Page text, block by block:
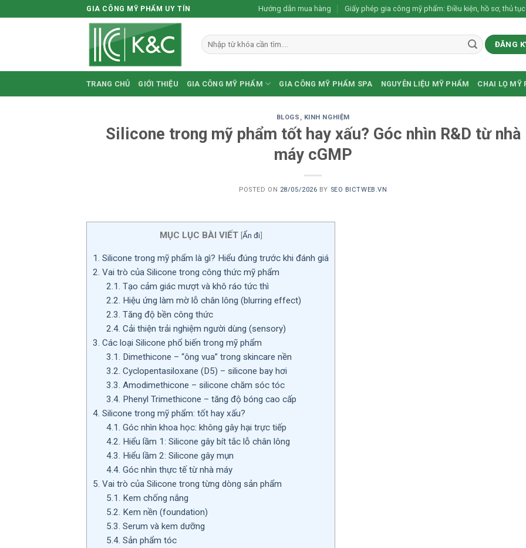
to
GIA CÔNG MỸ PHẨM UY TÍN Hướng dẫn mua hàng Giấy phép gia công mỹ phẩm: Điều kiện, hồ sơ, thủ
ĐĂNG
TRANG CHỦ GIỚI THIỆU GIA CÔNG MỸ PHẨM GIA CÔNG MỸ PHẨM SPA NGUYÊN LIỆU MỸ PHẨM CHAI LỌ MỸ
BLOGS , KINH NGHIỆM
Silicone trong mỹ phẩm tốt hay xấu? Góc nhìn R&D từ nhà
máy cGMP
POSTED ON 28/05/2026 BY SEO BICTWEB.VN
MỤC LỤC BÀI VIẾT [Ẩn đi]
1. Silicone trong mỹ phẩm là gì? Hiểu đúng trước khi đánh giá
2. Vai trò của Silicone trong công thức mỹ phẩm
2.1. Tạo cảm giác mượt và khô ráo tức thì
2.2. Hiệu ứng làm mờ lỗ chân lông (blurring effect)
2.3. Tăng độ bền công thức
2.4. Cải thiện trải nghiệm người dùng (sensory)
3. Các loại Silicone phổ biến trong mỹ phẩm
3.1. Dimethicone – “ông vua” trong skincare nền
3.2. Cyclopentasiloxane (D5) – silicone bay hơi
3.3. Amodimethicone – silicone chăm sóc tóc
3.4. Phenyl Trimethicone – tăng độ bóng cao cấp
4. Silicone trong mỹ phẩm: tốt hay xấu?
4.1. Góc nhìn khoa học: không gây hại trực tiếp
4.2. Hiểu lầm 1: Silicone gây bít tắc lỗ chân lông
4.3. Hiểu lầm 2: Silicone gây mụn
4.4. Góc nhìn thực tế từ nhà máy
5. Vai trò của Silicone trong từng dòng sản phẩm
5.1. Kem chống nắng
5.2. Kem nền (foundation)
5.3. Serum và kem dưỡng
5.4. Sản phẩm tóc